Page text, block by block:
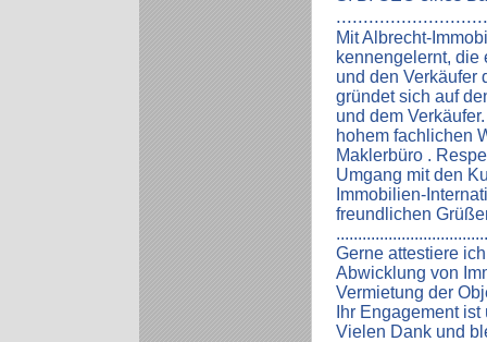
Mit Albrecht-
kennengelernt, die
und den Verkäufer
gründet sich auf
und dem
hohem fachlichen
Maklerbüro .
Umgang mit den
Immobilien-
freundlichen
Gerne attestiere
Abwicklung von
Vermietung der
Ihr Engagement
Vielen Dank und